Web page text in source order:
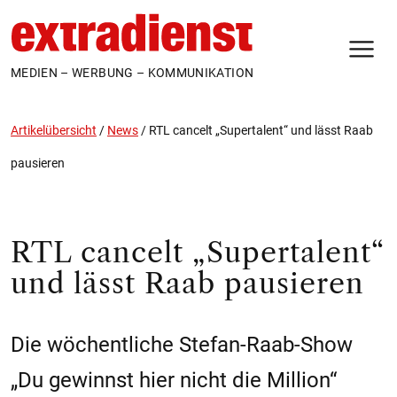
MEDIEN – WERBUNG – KOMMUNIKATION
Artikelübersicht / News / RTL cancelt „Supertalent“ und lässt Raab
pausieren
RTL cancelt „Supertalent“
und lässt Raab pausieren
Die wöchentliche Stefan-Raab-Show
„Du gewinnst hier nicht die Million“